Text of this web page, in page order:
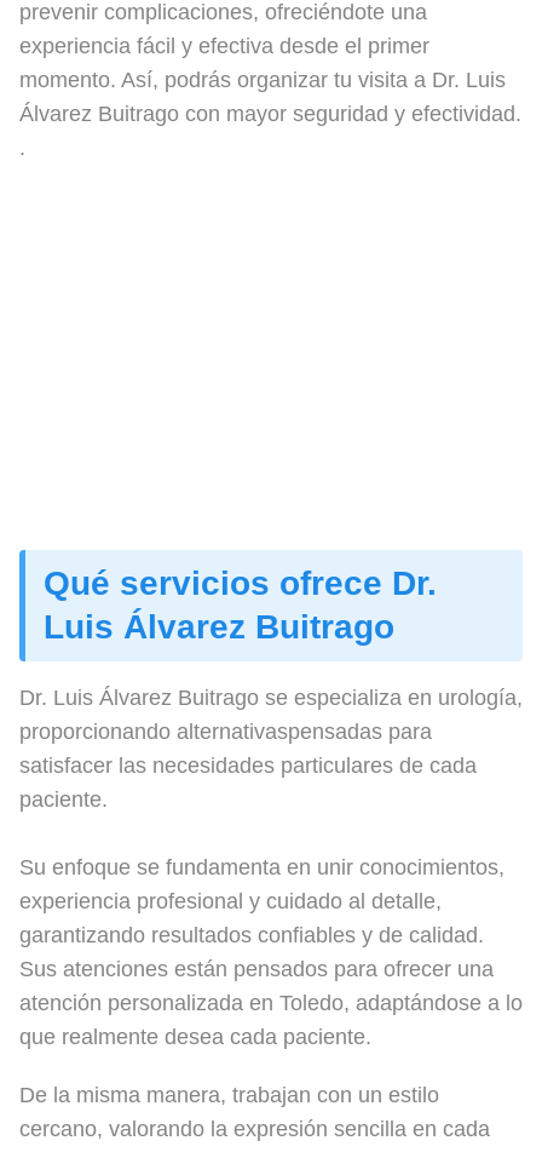
prevenir complicaciones, ofreciéndote una
experiencia fácil y efectiva desde el primer
momento. Así, podrás organizar tu visita a Dr. Luis
Álvarez Buitrago con mayor seguridad y efectividad.
.
Qué servicios ofrece Dr.
Luis Álvarez Buitrago
Dr. Luis Álvarez Buitrago se especializa en urología,
proporcionando alternativaspensadas para
satisfacer las necesidades particulares de cada
paciente.
Su enfoque se fundamenta en unir conocimientos,
experiencia profesional y cuidado al detalle,
garantizando resultados confiables y de calidad.
Sus atenciones están pensados para ofrecer una
atención personalizada en Toledo, adaptándose a lo
que realmente desea cada paciente.
De la misma manera, trabajan con un estilo
cercano, valorando la expresión sencilla en cada